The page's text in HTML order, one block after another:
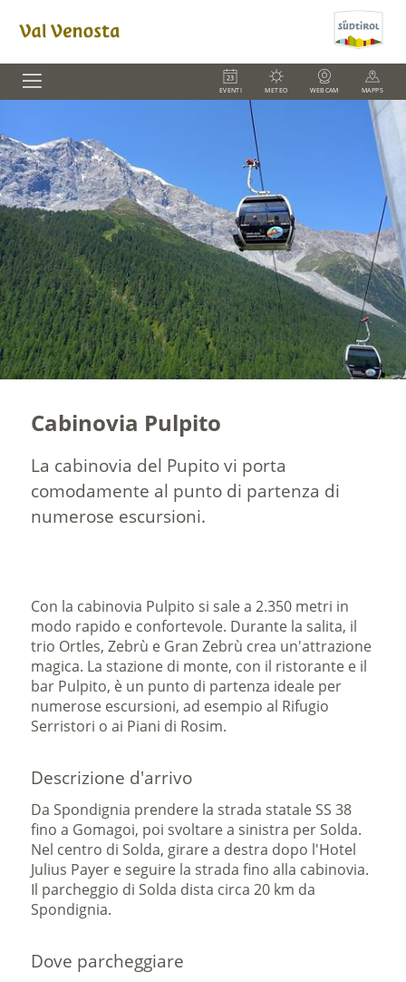
EVENTI METEO WEBCAM MAPPS
Cabinovia Pulpito
La cabinovia del Pupito vi porta
comodamente al punto di partenza di
numerose escursioni.
Con la cabinovia Pulpito si sale a 2.350 metri in
modo rapido e confortevole. Durante la salita, il
trio Ortles, Zebrù e Gran Zebrù crea un'attrazione
magica. La stazione di monte, con il ristorante e il
bar Pulpito, è un punto di partenza ideale per
numerose escursioni, ad esempio al Rifugio
Serristori o ai Piani di Rosim.
Descrizione d'arrivo
Da Spondignia prendere la strada statale SS 38
fino a Gomagoi, poi svoltare a sinistra per Solda.
Nel centro di Solda, girare a destra dopo l'Hotel
Julius Payer e seguire la strada fino alla cabinovia.
Il parcheggio di Solda dista circa 20 km da
Spondignia.
Dove parcheggiare